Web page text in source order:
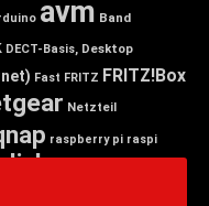
avm Band
DECT-Basis, Desktop
Fast FRITZ FRITZ!Box
Netzteil
raspberry pi raspi
link